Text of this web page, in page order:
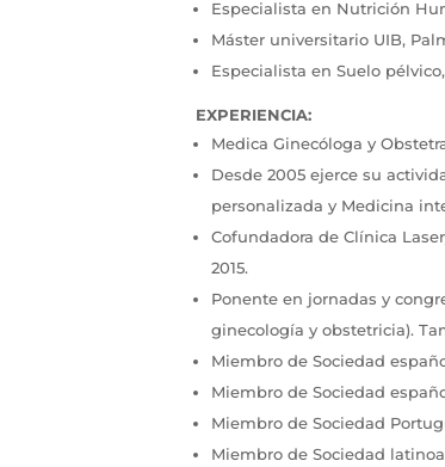
Especialista en Nutrición
Máster universitario UIB,
Especialista en Suelo
EXPERIENCIA:
Medica Ginecóloga y
Desde 2005 ejerce su
personalizada y Medicina
Cofundadora de Clínica
2015.
Ponente en jornadas y
ginecología y obstetricia).
Miembro de Sociedad
Miembro de Sociedad
Miembro de Sociedad
Miembro de Sociedad